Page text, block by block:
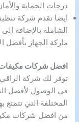
درجات الحماية
ايضا تقدم شركة
الشاملة بالإضافة
ماركة الجهاز بأفضل
افضل شركات
توفر لك شركة
في الوصول لأفضل
المختلفة التي
من افضل شركات